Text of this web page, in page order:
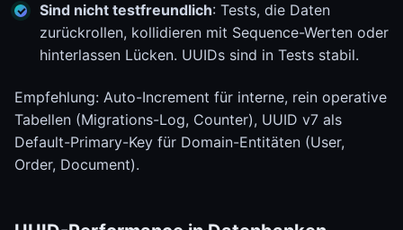
Sind nicht testfreundlich: Tests, die Daten
zurückrollen, kollidieren mit Sequence-Werten oder
hinterlassen Lücken. UUIDs sind in Tests stabil.
Empfehlung: Auto-Increment für interne, rein operative
Tabellen (Migrations-Log, Counter), UUID v7 als
Default-Primary-Key für Domain-Entitäten (User,
Order, Document).